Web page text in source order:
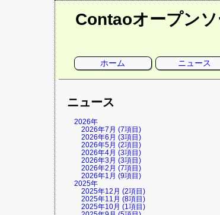
Contaoオープン
ー
ホーム ニュース
ニュース
2026年
2026年7月 (7項目)
2026年6月 (3項目)
2026年5月 (2項目)
2026年4月 (3項目)
2026年3月 (3項目)
2026年2月 (7項目)
2026年1月 (9項目)
2025年
2025年12月 (2項目)
2025年11月 (8項目)
2025年10月 (1項目)